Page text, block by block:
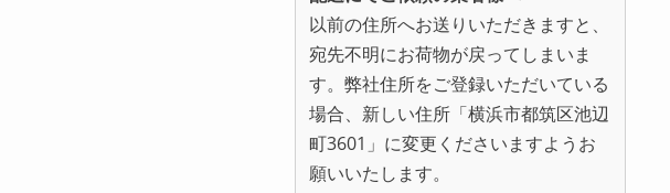
以前の住所へお送りいただきますと、
宛先不明にお荷物が戻ってしまいま
す。弊社住所をご登録いただいている
場合、新しい住所「横浜市都筑区池辺
町3601」に変更くださいますようお
願いいたします。